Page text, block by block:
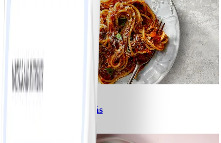
Spagetti med köttfärssås